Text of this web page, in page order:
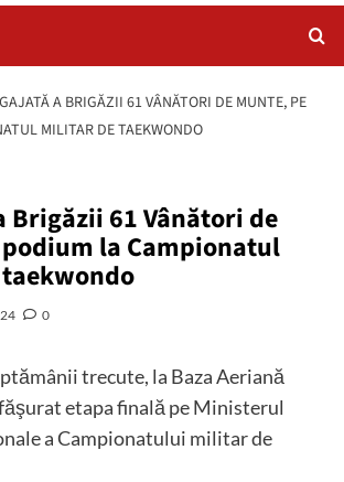
A BRIGĂZII 61 VÂNĂTORI DE MUNTE, PE
MILITAR DE TAEKWONDO
Brigăzii 61 Vânători de
la Campionatul
0
trecute, la Baza Aeriană
etapa finală pe Ministerul
a Campionatului militar de